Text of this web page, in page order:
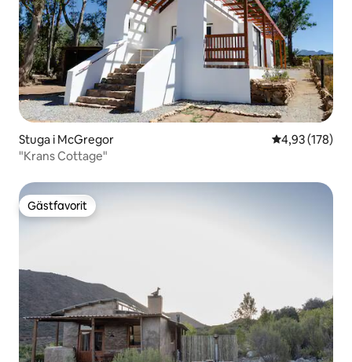
Stuga i McGregor 4,93 av 5 i
4,93 (178)
"Krans Cottage"
Gästfavorit
Gästfavorit